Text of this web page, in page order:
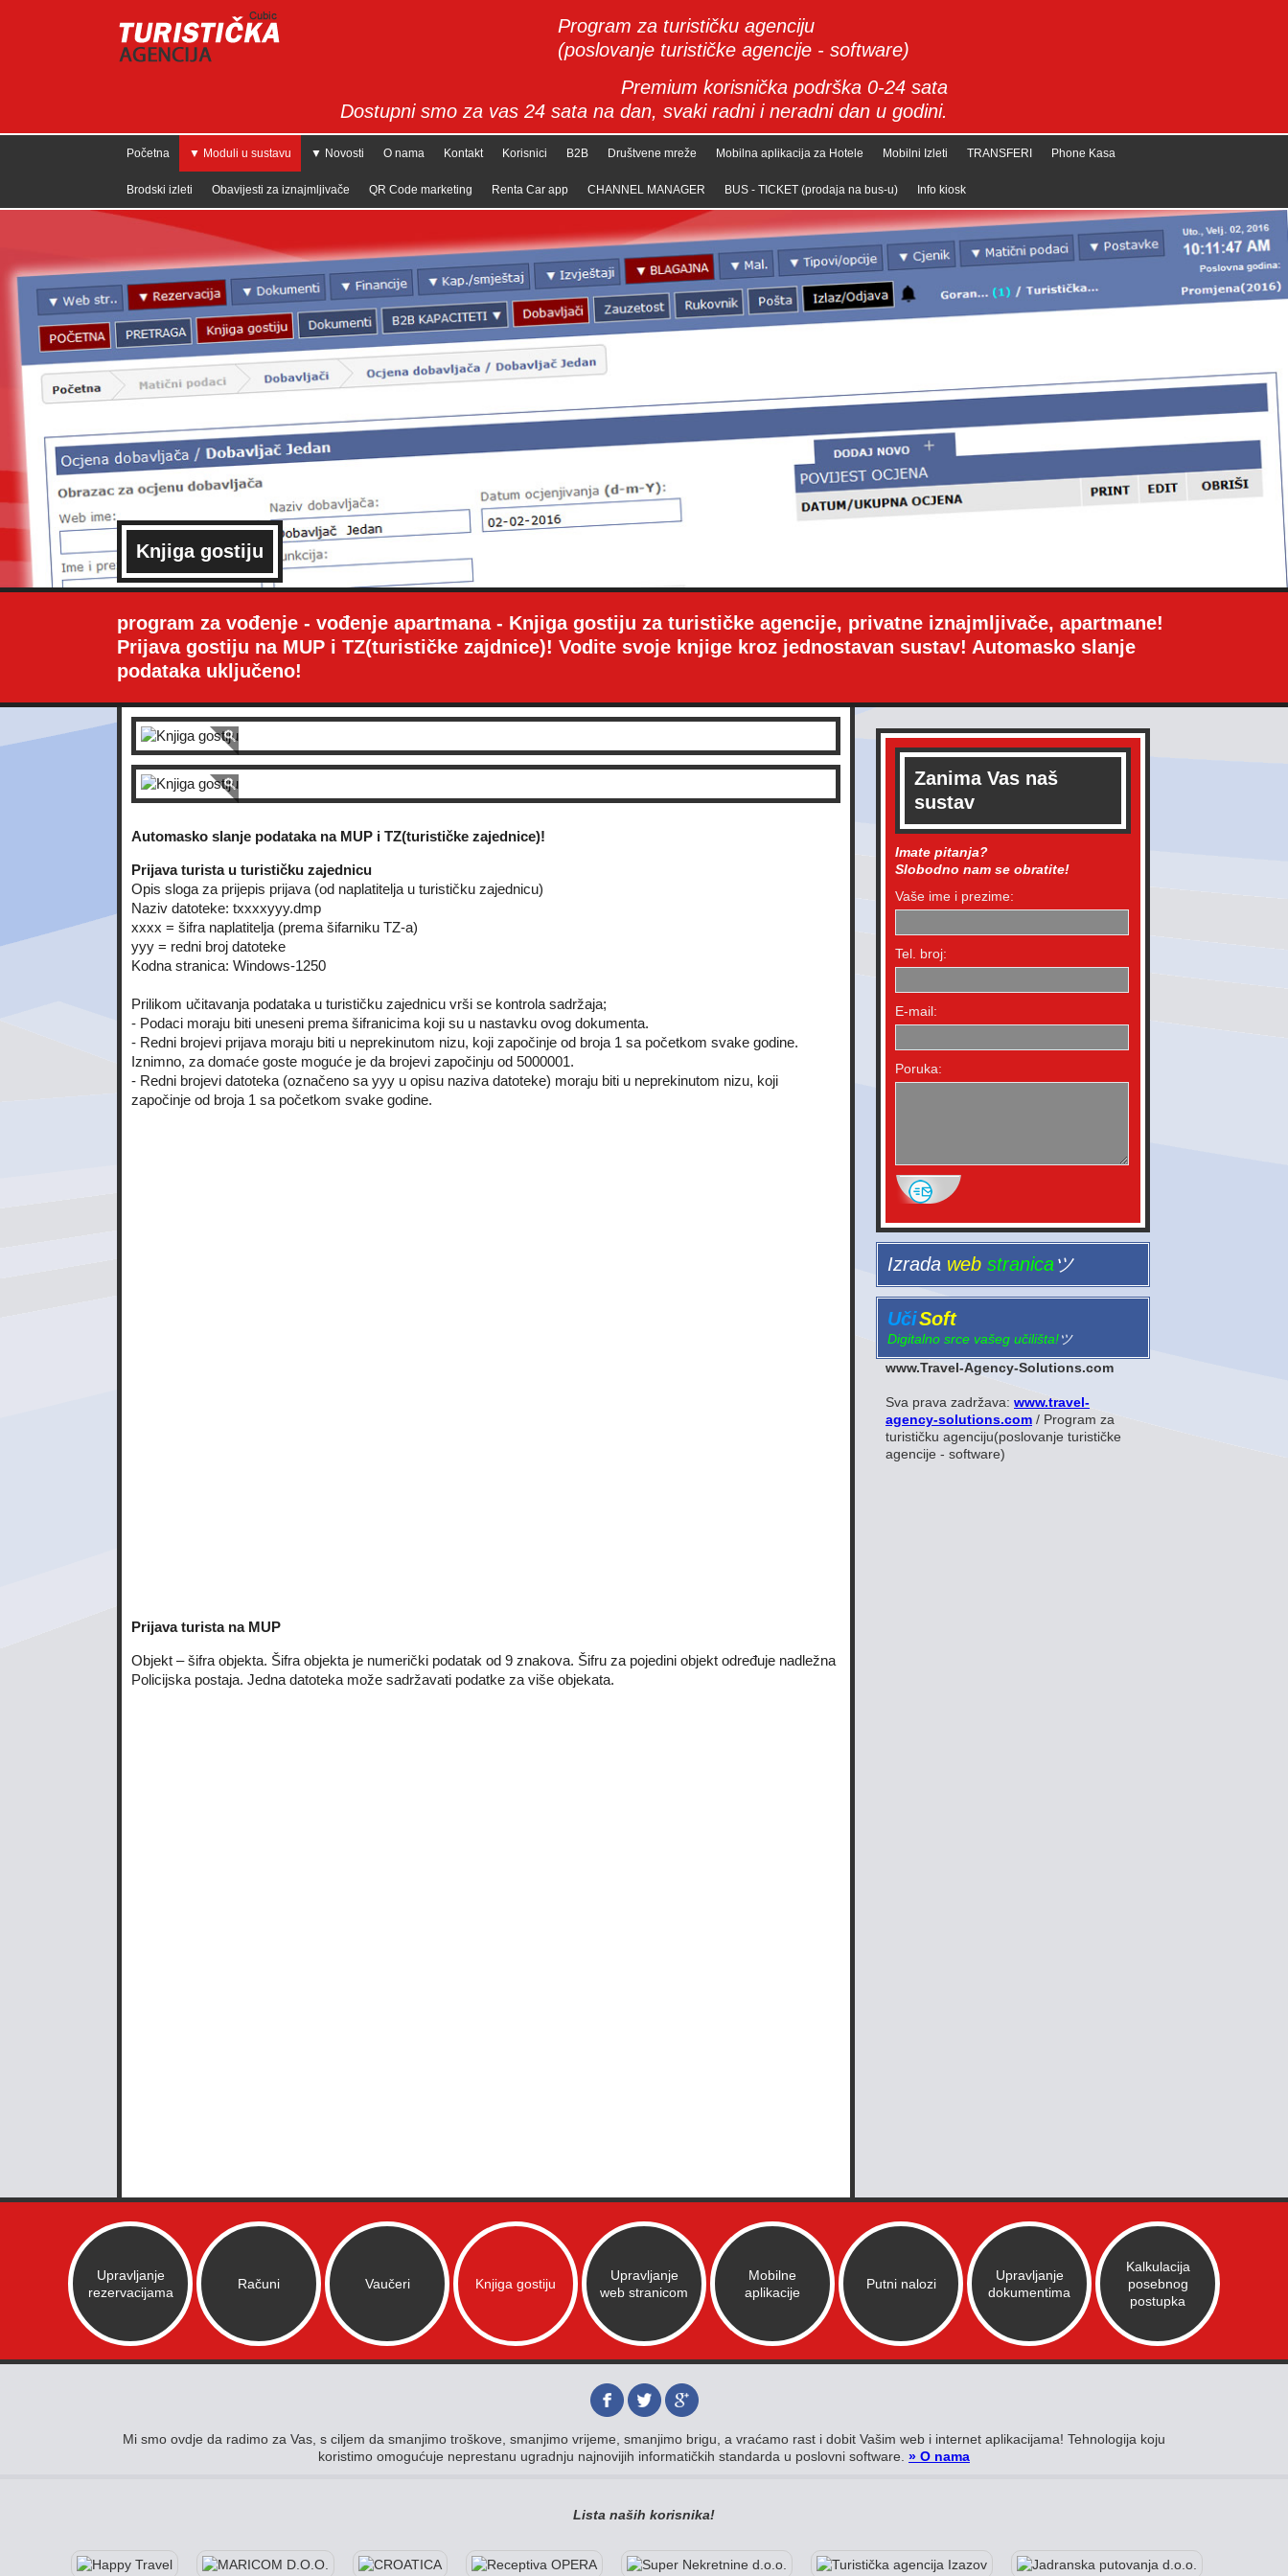
Program za turističku agenciju
(poslovanje turističke agencije - software)
Premium korisnička podrška 0-24 sata
Dostupni smo za vas 24 sata na dan, svaki radni i neradni dan u godini.
Početna ▼ Moduli u sustavu ▼ Novosti O nama Kontakt Korisnici B2B Društvene mreže Mobilna aplikacija za Hotele Mobilni Izleti TRANSFERI Phone Kasa
Brodski izleti Obavijesti za iznajmljivače QR Code marketing Renta Car app CHANNEL MANAGER BUS - TICKET (prodaja na bus-u) Info kiosk
Knjiga gostiju
program za vođenje - vođenje apartmana - Knjiga gostiju za turističke agencije, privatne iznajmljivače, apartmane!
Prijava gostiju na MUP i TZ(turističke zajdnice)! Vodite svoje knjige kroz jednostavan sustav! Automasko slanje
podataka uključeno!
Automasko slanje podataka na MUP i TZ(turističke zajednice)!
Prijava turista u turističku zajednicu
Opis sloga za prijepis prijava (od naplatitelja u turističku zajednicu)
Naziv datoteke: txxxxyyy.dmp
xxxx = šifra naplatitelja (prema šifarniku TZ-a)
yyy = redni broj datoteke
Kodna stranica: Windows-1250
Prilikom učitavanja podataka u turističku zajednicu vrši se kontrola sadržaja;
- Podaci moraju biti uneseni prema šifranicima koji su u nastavku ovog dokumenta.
- Redni brojevi prijava moraju biti u neprekinutom nizu, koji započinje od broja 1 sa početkom svake godine.
Iznimno, za domaće goste moguće je da brojevi započinju od 5000001.
- Redni brojevi datoteka (označeno sa yyy u opisu naziva datoteke) moraju biti u neprekinutom nizu, koji
započinje od broja 1 sa početkom svake godine.
Prijava turista na MUP
Objekt – šifra objekta. Šifra objekta je numerički podatak od 9 znakova. Šifru za pojedini objekt određuje nadležna
Policijska postaja. Jedna datoteka može sadržavati podatke za više objekata.
Zanima Vas naš
sustav
Imate pitanja?
Slobodno nam se obratite!
Vaše ime i prezime:
Tel. broj:
E-mail:
Poruka:
Izrada web stranica ツ
UčiSoft
Digitalno srce vašeg učilišta!ツ
www.Travel-Agency-Solutions.com
Sva prava zadržava: www.travel-
agency-solutions.com / Program za
turističku agenciju(poslovanje turističke
agencije - software)
Upravljanje
rezervacijama
Računi Vaučeri Knjiga gostiju
Upravljanje
web stranicom
Mobilne
aplikacije
Putni nalozi
Upravljanje
dokumentima
Kalkulacija
posebnog
postupka
Mi smo ovdje da radimo za Vas, s ciljem da smanjimo troškove, smanjimo vrijeme, smanjimo brigu, a vraćamo rast i dobit Vašim web i internet aplikacijama! Tehnologija koju
koristimo omogućuje neprestanu ugradnju najnovijih informatičkih standarda u poslovni software. » O nama
Lista naših korisnika!